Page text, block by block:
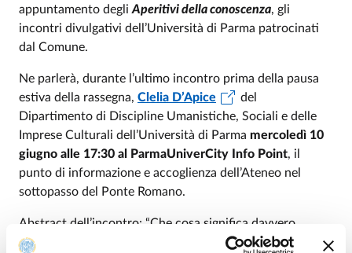
appuntamento degliAperitivi della conoscenza, gli
incontri divulgativi dell’Università di Parma patrocinati
dal Comune.
Ne parlerà, durante l’ultimo incontro prima della pausa
estiva della rassegna, Clelia D’Apice
del
Dipartimento di Discipline Umanistiche, Sociali e delle
Imprese Culturali dell’Università di Parma mercoledì 10
giugno alle 17:30 al ParmaUniverCity Info Point, il
punto di informazione e accoglienza dell’Ateneo nel
sottopasso del Ponte Romano.
Abstract dell’incontro: “Che cosa significa davvero
“salute” oggi? È solo una questione di cure mediche o